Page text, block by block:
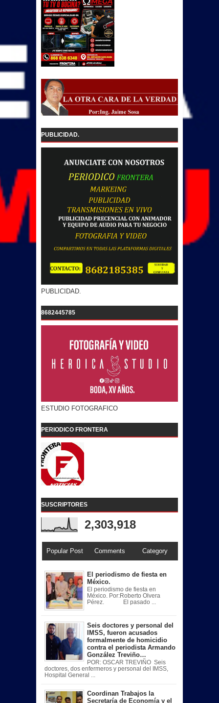
PUBLICIDAD.
PUBLICIDAD.
8682445785
ESTUDIO FOTOGRAFICO
PERIODICO FRONTERA
SUSCRIPTORES
2,303,918
Popular Post Comments Category
El periodismo de fiesta en
México.
El periodismo de fiesta en
México. Por:Roberto Olvera
Pérez. El pasado ...
Seis doctores y personal del
IMSS, fueron acusados
formalmente de homicidio
contra el periodista Armando
González Treviño…
POR: OSCAR TREVIÑO Seis
doctores, dos enfermeros y personal del IMSS,
Hospital General ...
Coordinan Trabajos la
Secretaría de Economía y el